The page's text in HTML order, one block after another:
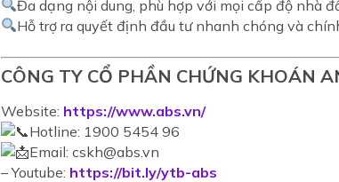
Đa dạng nội dung, phù hợp với mọi cấp độ nhà
Hỗ trợ ra quyết định đầu tư nhanh chóng và
CÔNG TY CỔ PHẦN CHỨNG KHOÁN
Website: https://www.abs.vn/
Hotline: 1900 5454 96
Email: cskh@abs.vn
–Youtube: https://bit.ly/ytb-abs